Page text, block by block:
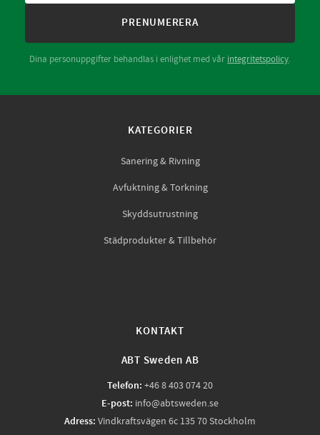
PRENUMERERA
Dina personuppgifter behandlas i enlighet med vår integritetspolicy.
KATEGORIER
Sanering & Rivning
Avfuktning & Torkning
Skyddsutrustning
Städprodukter & Tillbehör
KONTAKT
ABT Sweden AB
Telefon: +46 8 403 074 20
E-post: info@abtsweden.se
Adress: Vindkraftsvägen 6c 135 70 Stockholm